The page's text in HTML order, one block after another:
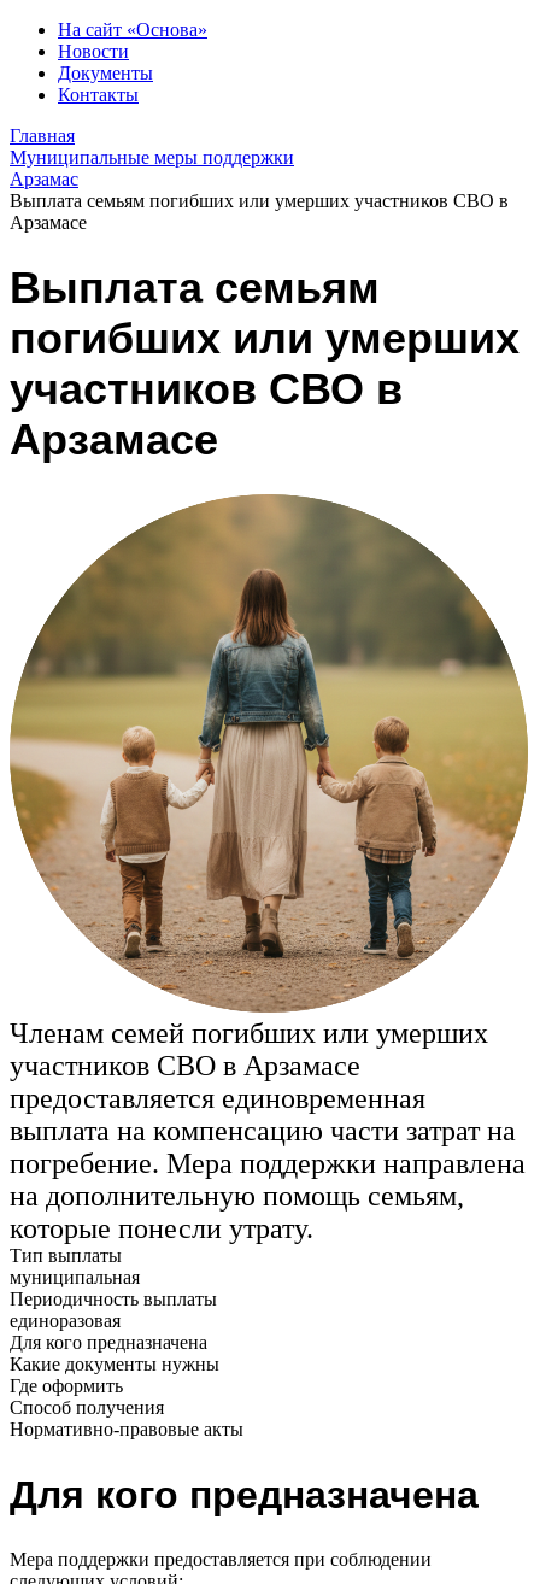
На сайт «Основа»
Новости
Документы
Контакты
Главная
Муниципальные меры поддержки
Арзамас
Выплата семьям погибших или умерших участников СВО в
Арзамасе
Выплата семьям
погибших или умерших
участников СВО в
Арзамасе
Членам семей погибших или умерших
участников СВО в Арзамасе
предоставляется единовременная
выплата на компенсацию части затрат на
погребение. Мера поддержки направлена
на дополнительную помощь семьям,
которые понесли утрату.
Тип выплаты
муниципальная
Периодичность выплаты
единоразовая
Для кого предназначена
Какие документы нужны
Где оформить
Способ получения
Нормативно-правовые акты
Для кого предназначена
Мера поддержки предоставляется при соблюдении